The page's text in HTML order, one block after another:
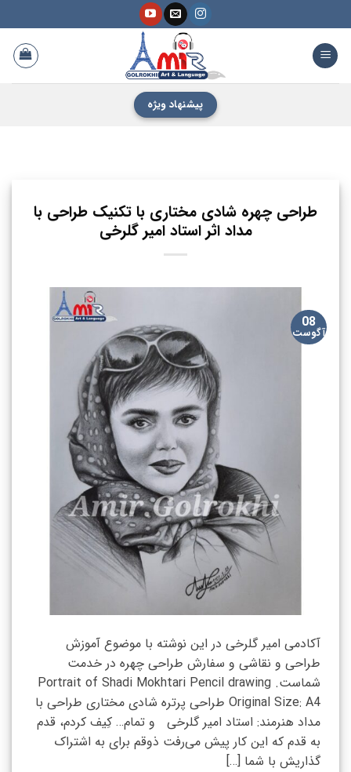
به
محتوا
پیشنهاد ویژه
طراحی چهره شادی مختاری با تکنیک طراحی با
مداد اثر استاد امیر گلرخی
08
آگوست
آکادمی امیر گلرخی در این نوشته با موضوع آموزش
طراحی و نقاشی و سفارش طراحی چهره در خدمت
شماست. Portrait of Shadi Mokhtari Pencil drawing
Original Size: A4 طراحی پرتره شادی مختاری طراحی با
مداد هنرمند: استاد امیر گلرخی و تمام… کِیف کردم، قدم
به قدم که این کار پیش می‌رفت ذوقم برای به اشتراک
گذاریش با شما […]